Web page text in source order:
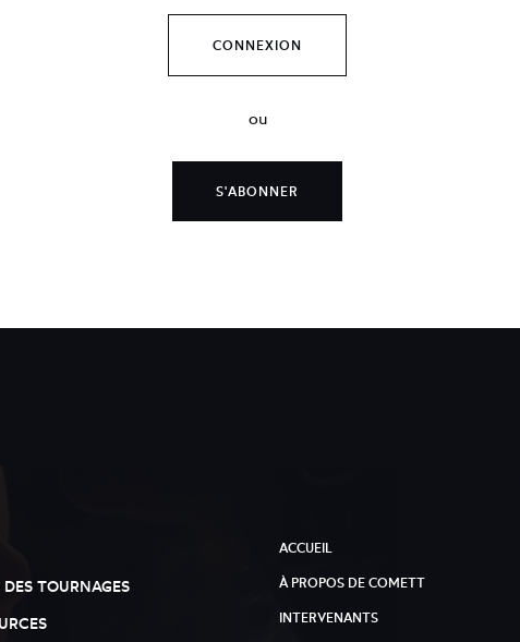
CONNEXION
ou
S'ABONNER
TOURNAGES
ACCUEIL
À PROPOS DE COMETT
INTERVENANTS